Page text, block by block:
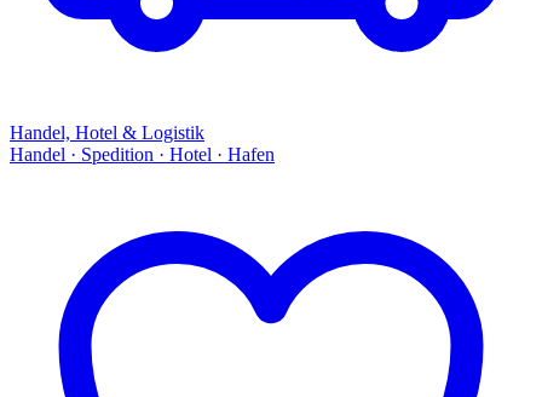
Handel, Hotel & Logistik
Handel · Spedition · Hotel · Hafen